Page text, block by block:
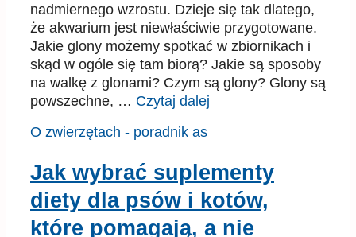
nadmiernego wzrostu. Dzieje się tak dlatego,
że akwarium jest niewłaściwie przygotowane.
Jakie glony możemy spotkać w zbiornikach i
skąd w ogóle się tam biorą? Jakie są sposoby
na walkę z glonami? Czym są glony? Glony są
powszechne, … Czytaj dalej
Kategorie
O zwierzętach - poradnik Tagi
as
Jak wybrać suplementy
diety dla psów i kotów,
które pomagają, a nie